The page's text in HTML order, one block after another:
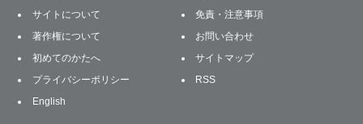
サイトについて
免責・注意事項
著作権について
お問い合わせ
初めてのかたへ
サイトマップ
プライバシーポリシー
RSS
English